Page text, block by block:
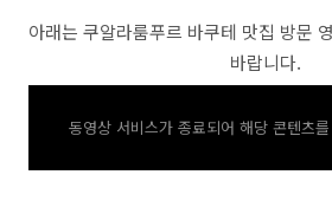
아래는 쿠알라룸푸르 바쿠테 맛집 방문
바랍니다.
동영상 서비스가 종료되어 해당 콘텐츠